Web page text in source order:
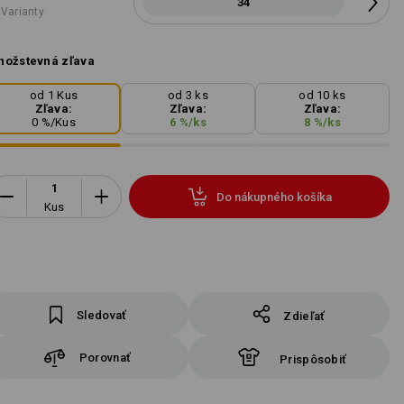
zľava
od 1 Kus
Zľava:
0 %/Kus
od 3 ks
Zľava:
6 %/ ks
od 10 ks
Zľava:
8 %/ ks
Kus
Do nákupného košíka
Sledovať Zdieľať
Porovnať Prispôsobiť